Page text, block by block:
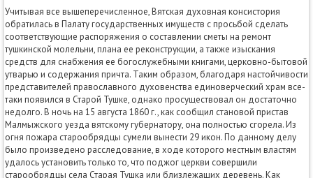
Учитывая все вышеперечисленное, Вятская духовная консистория
обратилась в Палату государственных имуществ с просьбой сделать
соответствующие распоряжения о составлении сметы на ремонт
тушкинской молельни, плана ее реконструкции, а также изыскания
средств для снабжения ее богослужебными книгами, церковно-бытовой
утварью и содержания причта. Таким образом, благодаря настойчивости
представителей православного духовенства единоверческий храм все-
таки появился в Старой Тушке, однако просуществовал он достаточно
недолго. В ночь на 15 августа 1860 г., как сообщил становой пристав
Малмыжского уезда вятскому губернатору, она полностью сгорела. Из
огня пожара старообрядцы сумели вынести 29 икон. По данному делу
было произведено расследование, в ходе которого местным властям
удалось установить только то, что поджог церкви совершили
старообрядцы села Старая Тушка или близлежащих деревень. Как